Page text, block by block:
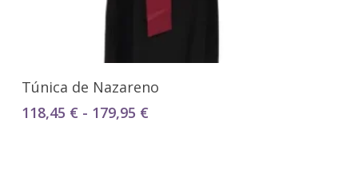
Túnica de Nazareno
118,45 € - 179,95 €Rango